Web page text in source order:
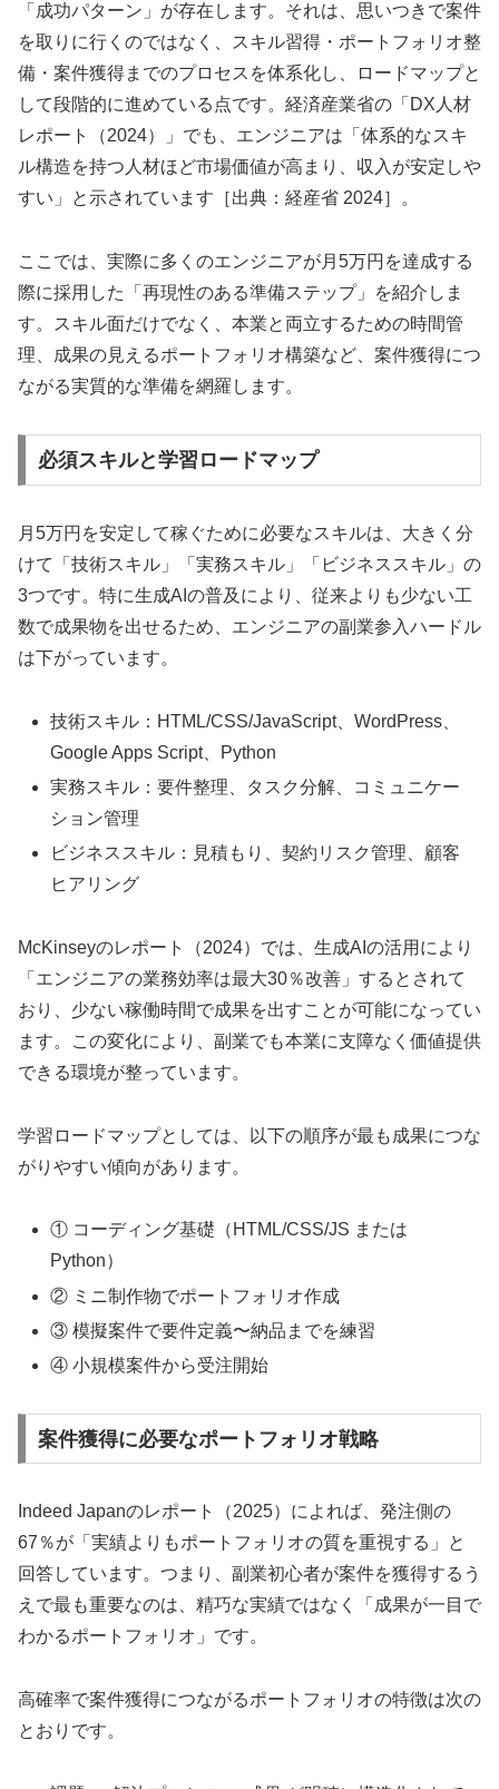
「成功パターン」が存在します。それは、思いつきで案件
を取りに行くのではなく、スキル習得・ポートフォリオ整
備・案件獲得までのプロセスを体系化し、ロードマップと
して段階的に進めている点です。経済産業省の「DX人材
レポート（2024）」でも、エンジニアは「体系的なスキ
ル構造を持つ人材ほど市場価値が高まり、収入が安定しや
すい」と示されています［出典：経産省 2024］。
ここでは、実際に多くのエンジニアが月5万円を達成する
際に採用した「再現性のある準備ステップ」を紹介しま
す。スキル面だけでなく、本業と両立するための時間管
理、成果の見えるポートフォリオ構築など、案件獲得につ
ながる実質的な準備を網羅します。
必須スキルと学習ロードマップ
月5万円を安定して稼ぐために必要なスキルは、大きく分
けて「技術スキル」「実務スキル」「ビジネススキル」の
3つです。特に生成AIの普及により、従来よりも少ない工
数で成果物を出せるため、エンジニアの副業参入ハードル
は下がっています。
技術スキル：HTML/CSS/JavaScript、WordPress、
Google Apps Script、Python
実務スキル：要件整理、タスク分解、コミュニケー
ション管理
ビジネススキル：見積もり、契約リスク管理、顧客
ヒアリング
McKinseyのレポート（2024）では、生成AIの活用により
「エンジニアの業務効率は最大30％改善」するとされて
おり、少ない稼働時間で成果を出すことが可能になってい
ます。この変化により、副業でも本業に支障なく価値提供
できる環境が整っています。
学習ロードマップとしては、以下の順序が最も成果につな
がりやすい傾向があります。
① コーディング基礎（HTML/CSS/JS または
Python）
② ミニ制作物でポートフォリオ作成
③ 模擬案件で要件定義〜納品までを練習
④ 小規模案件から受注開始
案件獲得に必要なポートフォリオ戦略
Indeed Japanのレポート（2025）によれば、発注側の
67％が「実績よりもポートフォリオの質を重視する」と
回答しています。つまり、副業初心者が案件を獲得するう
えで最も重要なのは、精巧な実績ではなく「成果が一目で
わかるポートフォリオ」です。
高確率で案件獲得につながるポートフォリオの特徴は次の
とおりです。